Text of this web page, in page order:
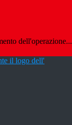
dell'operazione...